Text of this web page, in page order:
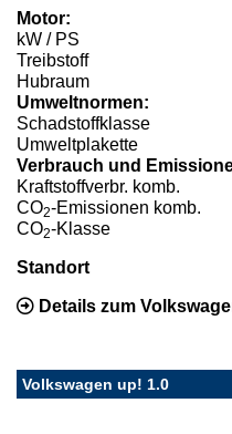
Motor:
kW / PS
Treibstoff
Hubraum
Umweltnormen:
Schadstoffklasse
Umweltplakette
Verbrauch und
Kraftstoffverbr. komb.
CO2-Emissionen komb.
CO2-Klasse
Standort
Details zum
Volkswagen up! 1.0